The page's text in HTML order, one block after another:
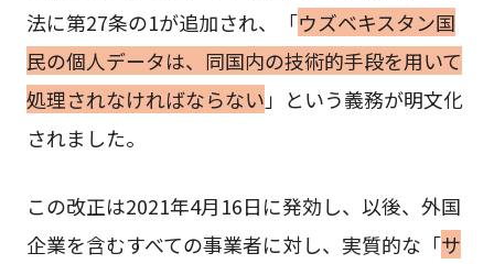
法に第27条の1が追加され、「ウズベキスタン国
民の個人データは、同国内の技術的手段を用いて
処理されなければならない」という義務が明文化
されました。
この改正は2021年4月16日に発効し、以後、外国
企業を含むすべての事業者に対し、実質的な「サ